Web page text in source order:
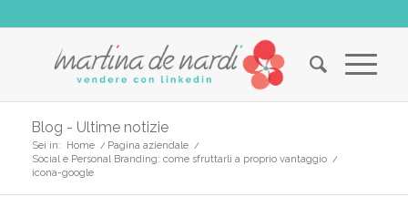
Blog - Ultime notizie
Sei in: Home / Pagina aziendale /
Social e Personal Branding: come sfruttarli a proprio vantaggio /
icona-google